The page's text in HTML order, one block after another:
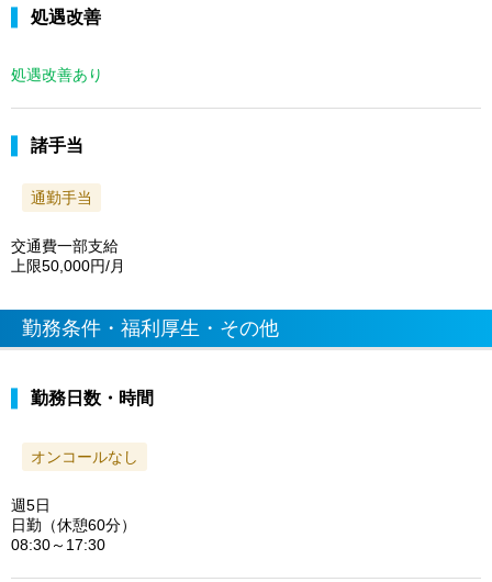
処遇改善
処遇改善あり
諸手当
通勤手当
交通費一部支給
上限50,000円/月
勤務条件・福利厚生・その他
勤務日数・時間
オンコールなし
週5日
日勤（休憩60分）
08:30～17:30